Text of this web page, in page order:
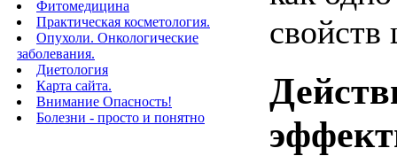
Фитомедицина
Практическая косметология.
Опухоли. Онкологические
заболевания.
Диетология
Карта сайта.
Внимание Опасность!
Болезни - просто и понятно
свойств